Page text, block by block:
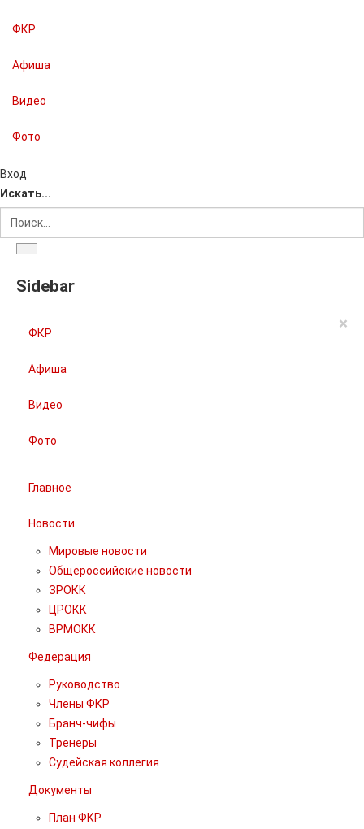
ФКР
Афиша
Видео
Фото
Вход
Искать...
Sidebar
×
ФКР
Афиша
Видео
Фото
Главное
Новости
Мировые новости
Общероссийские новости
ЗРОКК
ЦРОКК
ВРМОКК
Федерация
Руководство
Члены ФКР
Бранч-чифы
Тренеры
Судейская коллегия
Документы
План ФКР